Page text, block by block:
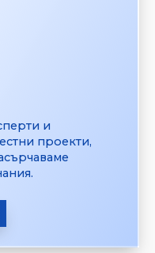
и
проекти,